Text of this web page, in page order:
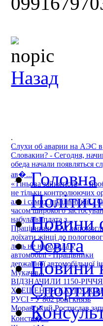
Назад
.
Слухи об аварии на АЭС в
Словакии? - Сегодня,
обеда начали появляться
ав�...
«Тіньова зайнятість» –
не тільки контролюючих
але і самих працівників -
часом широкого
набула виплата з...
Працівники ДАІ
доїхати жінці до
ледь не народила у
автомобілі - Працівники
державної автомобільної
Мукачів...
ВІДЗНАЧИЛИ 1150-РІЧЧЯ
ХРЕЩЕННЯ
РУСІ - У 862 році князь
Моравський Ростислав
Конста�...
Головна
Новини
Освіта
Новини